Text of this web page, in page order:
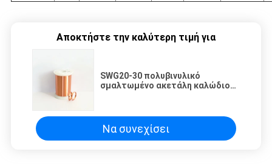
Αποκτήστε την καλύτερη τιμή για
SWG20-30 πολυβινυλικό
σμαλτωμένο ακετάλη καλώδιο
Να συνεχίσει